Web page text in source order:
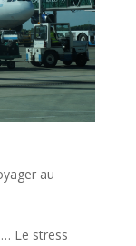
au
Le stress